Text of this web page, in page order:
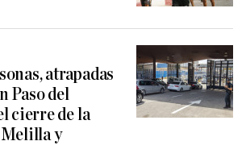
atrapadas
Paso del
cierre de la
y